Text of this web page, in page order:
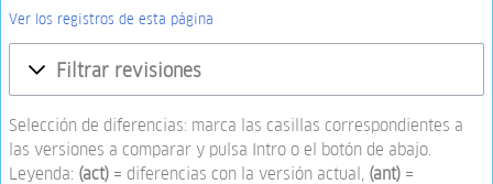
Ver los registros de esta página
Filtrar revisiones
Selección de diferencias: marca las casillas correspondientes a
las versiones a comparar y pulsa Intro o el botón de abajo.
Leyenda: (act)= diferencias con la versión actual, (ant)=